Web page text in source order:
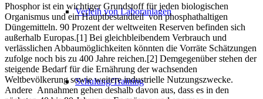
Verleih von Laboranlagen
Schulung/Training
Phosphor ist ein wichtiger Grundstoff für jeden biologischen
Organismus und ein Hauptbestandteil von phosphathaltigen
Düngemitteln. 90 Prozent der weltweiten Reserven befinden sich
außerhalb Europas.[1] Bei gleichbleibendem Verbrauch und
verlässlichen Abbaumöglichkeiten könnten die Vorräte Schätzungen
zufolge noch bis zu 400 Jahre reichen.[2] Demgegenüber stehen der
steigende Bedarf für die Ernährung der wachsenden
Weltbevölkerung sowie weitere industrielle Nutzungszwecke.
Andere Annahmen gehen deshalb davon aus, dass es in den